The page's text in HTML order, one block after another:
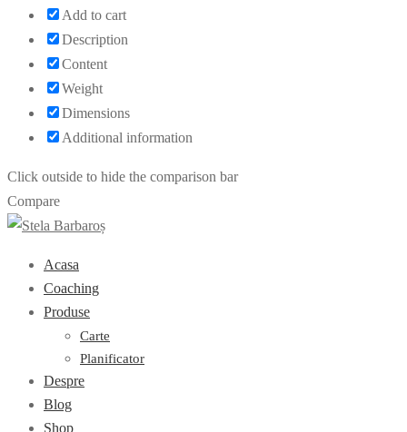
Add to cart
Description
Content
Weight
Dimensions
Additional information
Click outside to hide the comparison bar
Compare
Acasa
Coaching
Produse
Carte
Planificator
Despre
Blog
Shop